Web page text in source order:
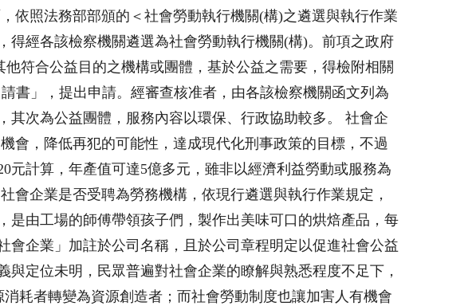
依照法務部部頒的＜社會勞動執行機關(構)之遴選與執行作業
經各該檢察機關遴選為社會勞動執行機關(構)。前項之政府
符合公益目的之機構或團體，基於公益之需要，得檢附相關
書」，提出申請。經審查核准者，由各該檢察機關函文列為
次為公益團體，服務內容以環保、行政協助較多。 社會企
會，降低再犯的可能性，達成現代化刑事政策的目標，不過
元計算，年產值可達5億多元，雖非以經濟利益勞動或服務為
會企業是否受聘為勞務機構，依現行遴選與執行作業規定，
由工場的師傅帶領孩子們，製作出美味可口的烘焙產品，每
企業」加註於公司名稱，且於公司章程明定以促進社會公益
定位未明，民眾普遍對社會企業的瞭解與熟悉程度不足下，
耗者轉變為資源創造者；而社會勞動制度也讓加害人有機會